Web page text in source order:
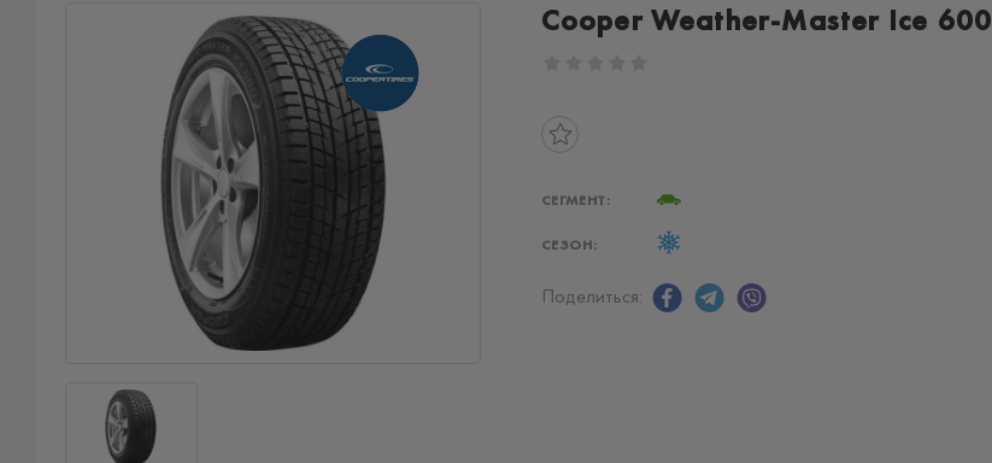
Cooper Weather-Master Ice 600
СЕГМЕНТ:
СЕЗОН:
Поделиться: